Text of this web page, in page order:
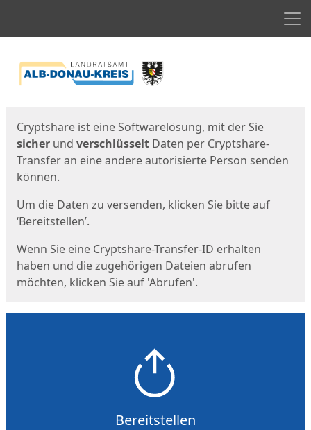
Cryptshare ist eine Softwarelösung, mit der Sie
sicher und verschlüsselt Daten per Cryptshare-
Transfer an eine andere autorisierte Person senden
können.
Um die Daten zu versenden, klicken Sie bitte auf
‘Bereitstellen’.
Wenn Sie eine Cryptshare-Transfer-ID erhalten
haben und die zugehörigen Dateien abrufen
möchten, klicken Sie auf 'Abrufen'.
Bereitstellen